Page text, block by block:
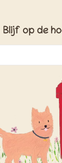
Blijf op de